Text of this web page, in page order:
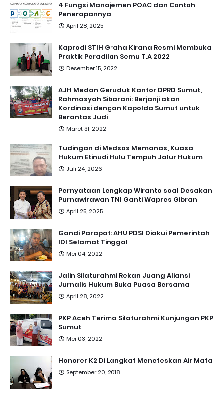
4 Fungsi Manajemen POAC dan Contoh
Penerapannya
April 28, 2025
Kaprodi STIH Graha Kirana Resmi Membuka
Praktik Peradilan Semu T.A 2022
Desember 15, 2022
AJH Medan Geruduk Kantor DPRD Sumut,
Rahmasyah Sibarani: Berjanji akan
Kordinasi dengan Kapolda Sumut untuk
Berantas Judi
Maret 31, 2022
Tudingan di Medsos Memanas, Kuasa
Hukum Etinudi Hulu Tempuh Jalur Hukum
Juli 24, 2026
Pernyataan Lengkap Wiranto soal Desakan
Purnawirawan TNI Ganti Wapres Gibran
April 25, 2025
Gandi Parapat: AHU PDSI Diakui Pemerintah
IDI Selamat Tinggal
Mei 04, 2022
Jalin Silaturahmi Rekan Juang Aliansi
Jurnalis Hukum Buka Puasa Bersama
April 28, 2022
PKP Aceh Terima Silaturahmi Kunjungan PKP
Sumut
Mei 03, 2022
Honorer K2 Di Langkat Meneteskan Air Mata
September 20, 2018